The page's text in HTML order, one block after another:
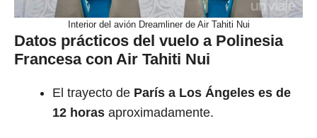
Interior del avión Dreamliner de Air Tahiti Nui
Datos prácticos del vuelo a Polinesia
Francesa con Air Tahiti Nui
El trayecto de París a Los Ángeles es de
12 horas aproximadamente.